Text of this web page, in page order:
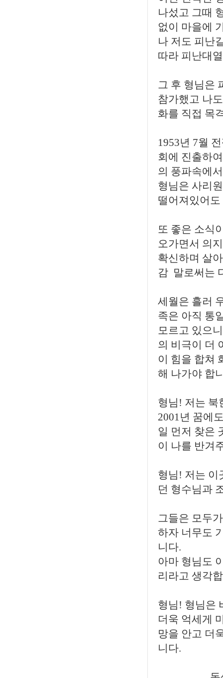
나섰고 그때
없이 마을에
나 저도 피난
따라 피난대
그 후 형님은
참가했고 나
화를 직접 목
1953년 7월
회에 진출하
의 풍파속에
형님은 사리
떨어져있어
또 좋은 소식
오가면서 의
확신하며 살
감 말로써는
세월은 흘러
족은 아직 통
모르고 있으
의 비극이 더
이 힘을 합쳐
해 나가야 합
형님! 저는 북
2001년 꿈에
일 먼저 찾은
이 나를 반겨
형님! 저는 이
던 형수님과
그들은 모두
하자 너무도
니다.
아마 형님도
리라고 생각
형님! 형님은
더욱 억세게
망을 안고 더
니다.